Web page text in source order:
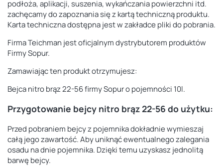
podłoża, aplikacji, suszenia, wykańczania powierzchni itd.
zachęcamy do zapoznania się z kartą techniczną produktu.
Karta techniczna dostępna jest w zakładce pliki do pobrania.
Firma Teichman jest oficjalnym dystrybutorem produktów
Firmy Sopur.
Zamawiając ten produkt otrzymujesz:
Bejca nitro brąz 22-56 firmy Sopur o pojemności 10l.
Przygotowanie bejcy nitro brąz 22-56 do użytku:
Przed pobraniem bejcy z pojemnika dokładnie wymieszaj
całą jego zawartość. Aby uniknąć ewentualnego zalegania
osadu na dnie pojemnika. Dzięki temu uzyskasz jednolitą
barwę bejcy.